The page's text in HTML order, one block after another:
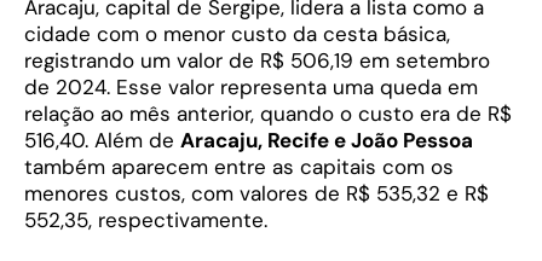
Aracaju, capital de Sergipe, lidera a lista como a
cidade com o menor custo da cesta básica,
registrando um valor de R$ 506,19 em setembro
de 2024. Esse valor representa uma queda em
relação ao mês anterior, quando o custo era de R$
516,40. Além de Aracaju, Recife e João Pessoa
também aparecem entre as capitais com os
menores custos, com valores de R$ 535,32 e R$
552,35, respectivamente.